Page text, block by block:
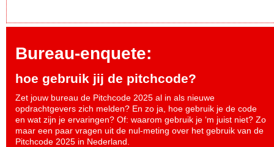
Bureau-enquete:
hoe gebruik jij de pitchcode?
Zet jouw bureau de Pitchcode 2025 al in als nieuwe
opdrachtgevers zich melden? En zo ja, hoe gebruik je de code
en wat zijn je ervaringen? Of: waarom gebruik je ‘m juist niet? Zo
maar een paar vragen uit de nul-meting over het gebruik van de
Pitchcode 2025 in Nederland.